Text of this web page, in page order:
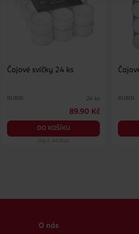
Čajové svíčky 24 ks
RUBIN 24 ks
89.90 Kč
DO KOŠÍKU
Obj. č.: 947626
RUBIN
O nás